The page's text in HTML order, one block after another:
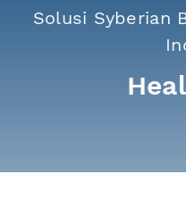
Solusi Syberian